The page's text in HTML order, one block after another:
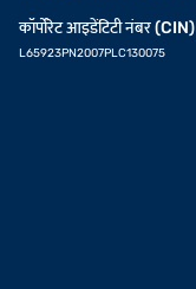
कॉर्पोरेट आइडेंटिटी नंबर (CIN)
L65923PN2007PLC130075